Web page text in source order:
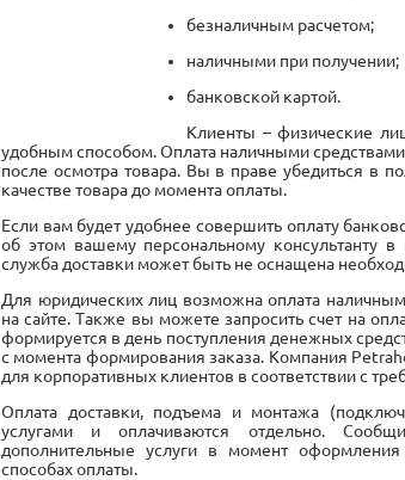
безналичным расчетом;
наличными при получении;
банковской картой.
Клиенты – физические
удобным способом. Оплата наличными
после осмотра товара. Вы в праве убедиться в
качестве товара до момента оплаты.
Если вам будет удобнее совершить оплату
об этом вашему персональному консультанту
служба доставки может быть не оснащена
Для юридических лиц возможна оплата
на сайте. Также вы можете запросить счет на
формируется в день поступления денежных
с момента формирования заказа. Компания
для корпоративных клиентов в соответствии с
Оплата доставки, подъема и монтажа
услугами и оплачиваются отдельно.
дополнительные услуги в момент
способах оплаты.